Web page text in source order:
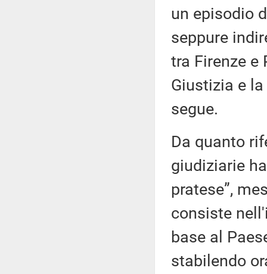
un episodio
seppure
tra Firenze
Giustizia e
segue.
Da quanto
giudiziarie
pratese”,
consiste
base al
stabilendo